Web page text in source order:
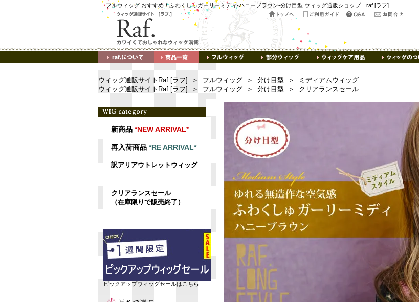
フルウィッグ おすすめ！ふわくしゅガーリーミディ-ハニーブラウン-分け目型 ウィッグ通販ショップ raf.[ラフ]
ウィッグ通販サイトRaf.[ラフ] ＞ フルウィッグ ＞ 分け目型 ＞
ミディアムウィッグ
ウィッグ通販サイトRaf.[ラフ]
＞ フルウィッグ ＞ 分け目型 ＞ クリアランスセール
新商品 *NEW ARRIVAL*
再入荷商品 *RE ARRIVAL*
訳アリアウトレットウィッグ
クリアランスセール
（在庫限りで販売終了）
ピックアップウィッグセールはこちら